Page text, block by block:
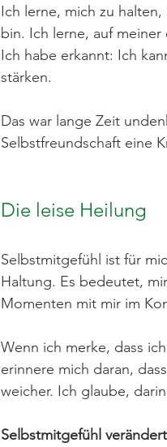
Ich lerne, mich zu
bin. Ich lerne, auf
Ich habe erkannt: Ich
stärken.
Das war lange Zeit
Selbstfreundschaft eine
Die leise Heilung
Selbstmitgefühl ist für
Haltung. Es bedeutet,
Momenten mit mir im
Wenn ich merke, dass
erinnere mich daran,
weicher. Ich glaube,
Selbstmitgefühl